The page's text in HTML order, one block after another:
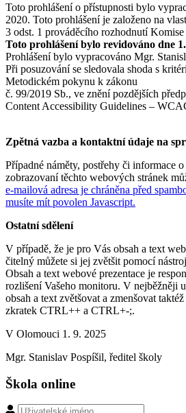
Toto prohlášení o přístupnosti bylo
2020. Toto prohlášení je založeno na
3 odst. 1 prováděcího rozhodnutí
Toto prohlášení bylo revidováno dne
Prohlášení bylo vypracováno Mgr.
Při posuzování se sledovala shoda s
Metodickém pokynu k zákonu
č. 99/2019 Sb., ve znění pozdějších
Content Accessibility Guidelines –
Zpětná vazba a kontaktní údaje na
Případné náměty, postřehy či informace
zobrazovaní těchto webových stránek
e-mailová adresa je chráněna před
musíte mít povolen Javascript.
Ostatní sdělení
V případě, že je pro Vás obsah a text
čitelný můžete si jej zvětšit pomocí
Obsah a text webové prezentace je
rozlišení Vašeho monitoru. V nejběžněji
obsah a text zvětšovat a zmenšovat
zkratek CTRL++ a CTRL+-;.
V Olomouci 1. 9. 2025
Mgr. Stanislav Pospíšil, ředitel školy
Škola online